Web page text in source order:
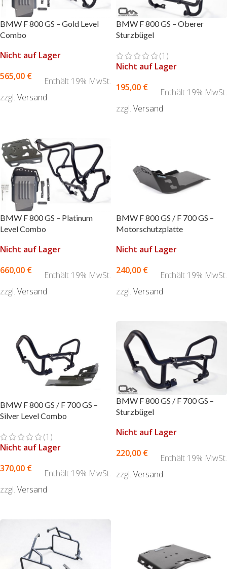
BMW F 800 GS – Gold Level
Combo
Nicht auf Lager
565,00 €
Enthält 19% MwSt.
zzgl. Versand
BMW F 800 GS – Oberer
Sturzbügel
(1)
Nicht auf Lager
195,00 €
Enthält 19% MwSt.
zzgl. Versand
BMW F 800 GS – Platinum
Level Combo
Nicht auf Lager
660,00 €
Enthält 19% MwSt.
zzgl. Versand
BMW F 800 GS / F 700 GS –
Motorschutzplatte
Nicht auf Lager
240,00 €
Enthält 19% MwSt.
zzgl. Versand
BMW F 800 GS / F 700 GS –
Silver Level Combo
(1)
Nicht auf Lager
370,00 €
Enthält 19% MwSt.
zzgl. Versand
BMW F 800 GS / F 700 GS –
Sturzbügel
Nicht auf Lager
220,00 €
Enthält 19% MwSt.
zzgl. Versand